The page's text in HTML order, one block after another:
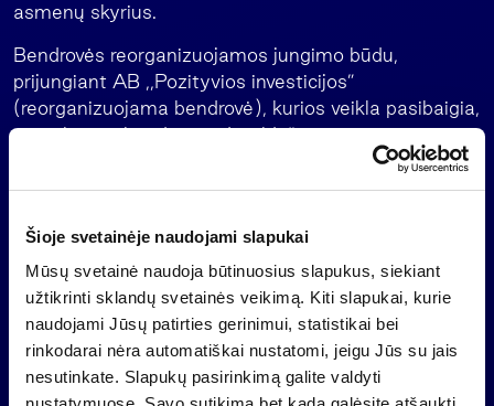
Šioje svetainėje naudojami slapukai
Mūsų svetainė naudoja būtinuosius slapukus, siekiant
užtikrinti sklandų svetainės veikimą. Kiti slapukai, kurie
naudojami Jūsų patirties gerinimui, statistikai bei
rinkodarai nėra automatiškai nustatomi, jeigu Jūs su jais
nesutinkate. Slapukų pasirinkimą galite valdyti
asmenų skyrius.
Bendrovės reorganizuojamos jungimo būdu,
prijungiant AB ,,Pozityvios investicijos”
(reorganizuojama bendrovė), kurios veikla pasibaigia,
prie akcinės bendrovės ,,Invalda”
(reorganizavime dalyvaujanti bendrovė), kuri tęsia
veiklą ir kuriai pereina visos
Po reorganizavimo pasibaigiančios bendrovės turtas,
teisės ir pareigos; teisės ir pareigos
pagal sandorius pereina po reorganizavimo
veiksiančiai bendrovei ir turtas bei sandoriai
įtraukiami į šios bendrovės buhalterinę apskaitą nuo
2006-06-30 dienos.